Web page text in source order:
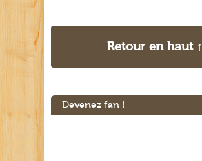
Retour en haut ↑
Devenez fan !